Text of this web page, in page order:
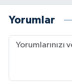
Yorumlar
TANITIM
HABERDE